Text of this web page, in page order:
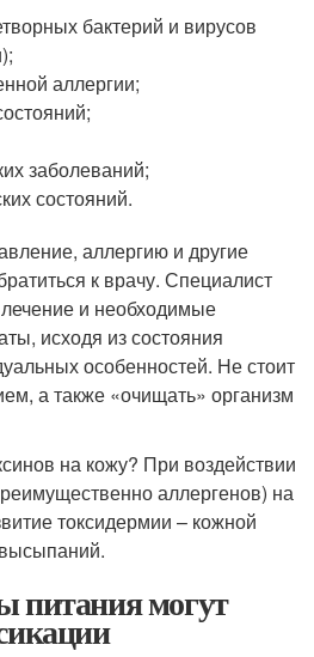
бактерий и вирусов
аллергии;
заболеваний;
состояний.
аллергию и другие
к врачу. Специалист
и необходимые
исходя из состояния
особенностей. Не стоит
а также «очищать» организм
на кожу? При воздействии
аллергенов) на
токсидермии – кожной
питания могут